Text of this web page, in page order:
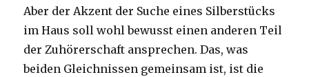
Aber der Akzent der Suche eines Silberstücks
im Haus soll wohl bewusst einen anderen Teil
der Zuhörerschaft ansprechen. Das, was
beiden Gleichnissen gemeinsam ist, ist die